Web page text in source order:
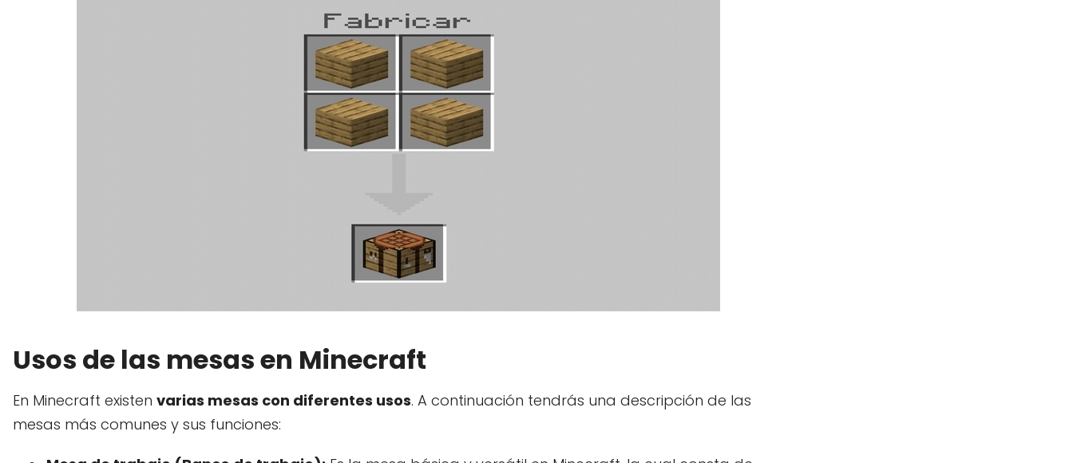
Usos de las mesas en Minecraft
En Minecraft existen varias mesas con diferentes usos. A continuación tendrás una descripción de las
mesas más comunes y sus funciones: